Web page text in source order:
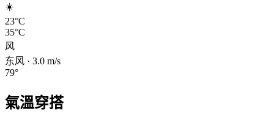
☀️
23°C
35°C
风
东风 · 3.0 m/s
79°
氣溫穿搭